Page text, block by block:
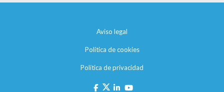
Aviso legal
Política de cookies
Política de privacidad